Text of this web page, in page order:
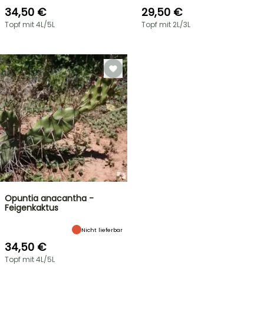
34,50 €
Topf mit 4L/5L
29,50 €
Topf mit 2L/3L
Opuntia anacantha -
Feigenkaktus
Nicht lieferbar
34,50 €
Topf mit 4L/5L